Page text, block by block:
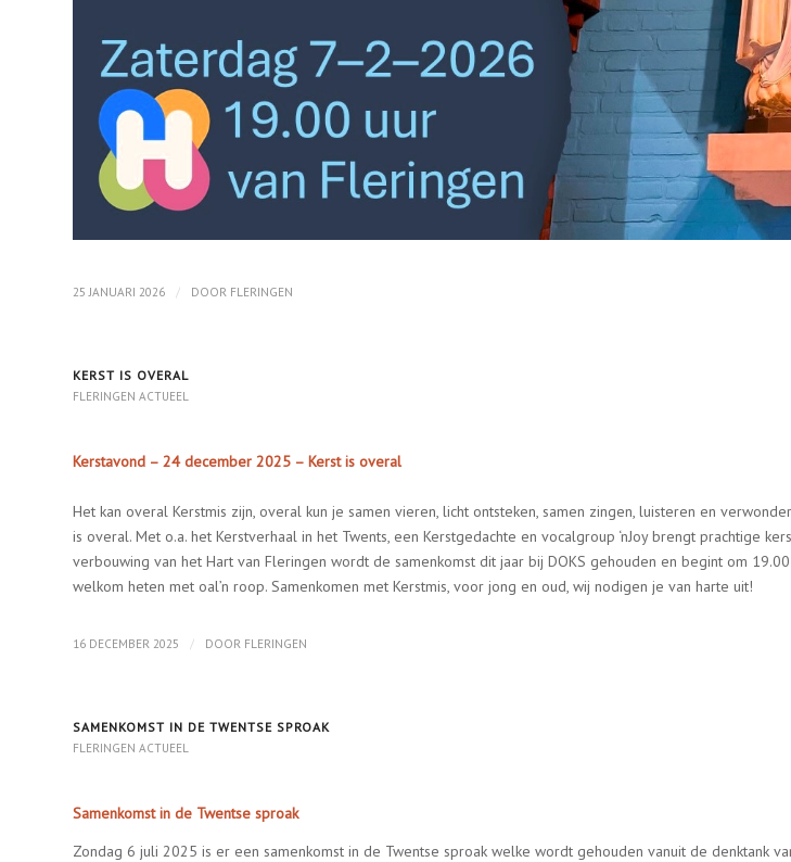
25 JANUARI 2026 / DOOR FLERINGEN
KERST IS OVERAL
FLERINGEN ACTUEEL
Kerstavond – 24 december 2025 – Kerst is overal
Het kan overal Kerstmis zijn, overal kun je samen vieren, licht ontsteken, samen zingen, luisteren en
is overal. Met o.a. het Kerstverhaal in het Twents, een Kerstgedachte en vocalgroup ‘nJoy brengt prachtige
verbouwing van het Hart van Fleringen wordt de samenkomst dit jaar bij DOKS gehouden en begint om
welkom heten met oal’n roop. Samenkomen met Kerstmis, voor jong en oud, wij nodigen je van harte uit!
16 DECEMBER 2025 / DOOR FLERINGEN
SAMENKOMST IN DE TWENTSE SPROAK
FLERINGEN ACTUEEL
Samenkomst in de Twentse sproak
Zondag 6 juli 2025 is er een samenkomst in de Twentse sproak welke wordt gehouden vanuit de denktank